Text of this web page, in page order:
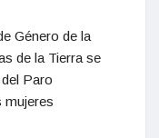
Género de la
de la Tierra se
Paro
mujeres